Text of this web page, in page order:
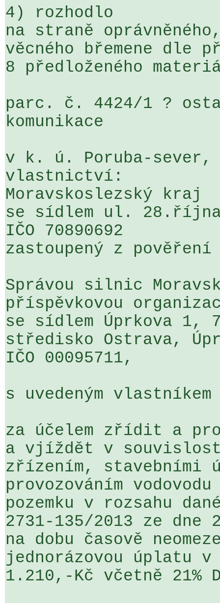
4) rozhodlo
na straně
věcného břemene
8 předloženého
parc. č. 4424/1 ?
komunikace
v k. ú. Poruba-sever,
vlastnictví:
Moravskoslezský kraj
se sídlem ul. 28.října
IČO 70890692
zastoupený z
Správou silnic
příspěvkovou
se sídlem Úprkova 1,
středisko Ostrava,
IČO 00095711,
s uvedeným vlastníkem
za účelem zřídit a
a vjíždět v
zřízením, stavebními
provozováním
pozemku v rozsahu
2731-135/2013 ze
na dobu časově
jednorázovou úplatu
1.210,-Kč včetně 21%